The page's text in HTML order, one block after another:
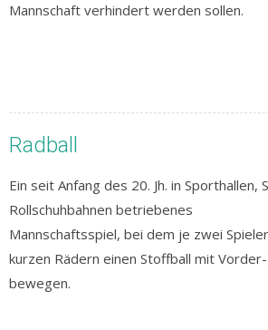
Mannschaft verhindert werden sollen.
Radball
Ein seit Anfang des 20. Jh. in Sporthallen,
Rollschuhbahnen betriebenes
Mannschaftsspiel, bei dem je zwei
kurzen Rädern einen Stoffball mit
bewegen.